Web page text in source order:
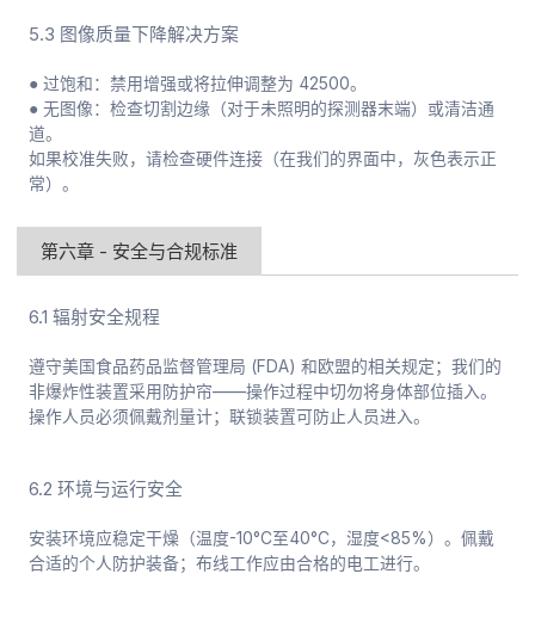
5.3 图像质量下降解决方案
● 过饱和：禁用增强或将拉伸调整为 42500。
● 无图像：检查切割边缘（对于未照明的探测器末端）或清洁通
道。
如果校准失败，请检查硬件连接（在我们的界面中，灰色表示正
常）。
第六章 - 安全与合规标准
6.1 辐射安全规程
遵守美国食品药品监督管理局 (FDA) 和欧盟的相关规定；我们的
非爆炸性装置采用防护帘——操作过程中切勿将身体部位插入。
操作人员必须佩戴剂量计；联锁装置可防止人员进入。
6.2 环境与运行安全
安装环境应稳定干燥（温度-10°C至40°C，湿度<85%）。佩戴
合适的个人防护装备；布线工作应由合格的电工进行。